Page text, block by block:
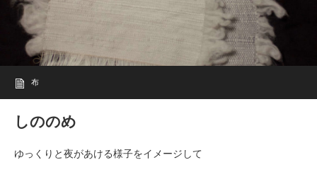
布
しののめ
ゆっくりと夜があける様子をイメージして